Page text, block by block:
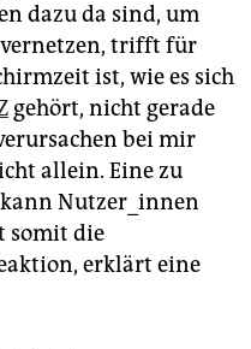
dazu da sind, um
vernetzen, trifft für
ist, wie es sich
gehört, nicht gerade
bei mir
allein. Eine zu
Nutzer_innen
somit die
erklärt eine